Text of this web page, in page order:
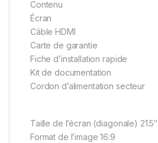
Contenu
Écran
Câble HDMI
Carte de garantie
Fiche d’installation rapide
Kit de documentation
Cordon d’alimentation secteur
Taille de l’écran (diagonale) 21.5″
Format de l’image 16:9